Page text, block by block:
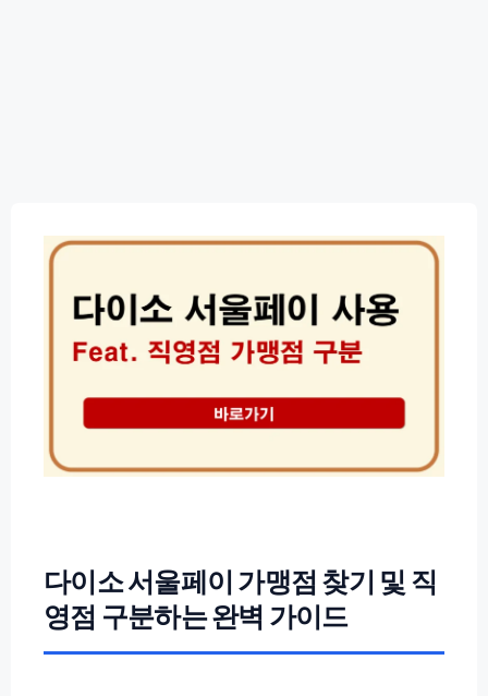
다이소 서울페이 가맹점 찾기 및 직
영점 구분하는 완벽 가이드